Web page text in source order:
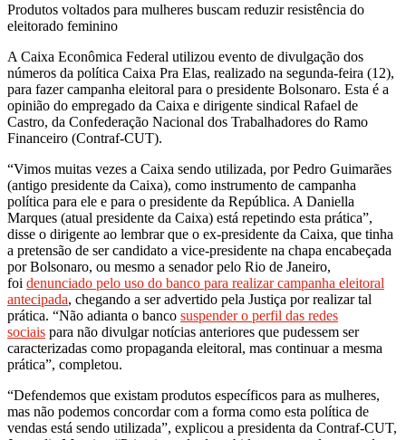
Produtos voltados para mulheres buscam reduzir resistência do
eleitorado feminino
A Caixa Econômica Federal utilizou evento de divulgação dos
números da política Caixa Pra Elas, realizado na segunda-feira (12),
para fazer campanha eleitoral para o presidente Bolsonaro. Esta é a
opinião do empregado da Caixa e dirigente sindical Rafael de
Castro, da Confederação Nacional dos Trabalhadores do Ramo
Financeiro (Contraf-CUT).
“Vimos muitas vezes a Caixa sendo utilizada, por Pedro Guimarães
(antigo presidente da Caixa), como instrumento de campanha
política para ele e para o presidente da República. A Daniella
Marques (atual presidente da Caixa) está repetindo esta prática”,
disse o dirigente ao lembrar que o ex-presidente da Caixa, que tinha
a pretensão de ser candidato a vice-presidente na chapa encabeçada
por Bolsonaro, ou mesmo a senador pelo Rio de Janeiro,
foi denunciado pelo uso do banco para realizar campanha eleitoral
antecipada, chegando a ser advertido pela Justiça por realizar tal
prática. “Não adianta o banco suspender o perfil das redes
sociais para não divulgar notícias anteriores que pudessem ser
caracterizadas como propaganda eleitoral, mas continuar a mesma
prática”, completou.
“Defendemos que existam produtos específicos para as mulheres,
mas não podemos concordar com a forma como esta política de
vendas está sendo utilizada”, explicou a presidenta da Contraf-CUT,